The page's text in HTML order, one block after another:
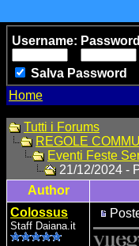
Username:
Salva Password
Home
Tutti i Forums
REGOLE
Eventi Feste
21/12/2024 -
Author
Colossus
Staff Daiana.it